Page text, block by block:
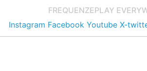
FREQUENZEPLAY
Instagram Facebook Youtube X-